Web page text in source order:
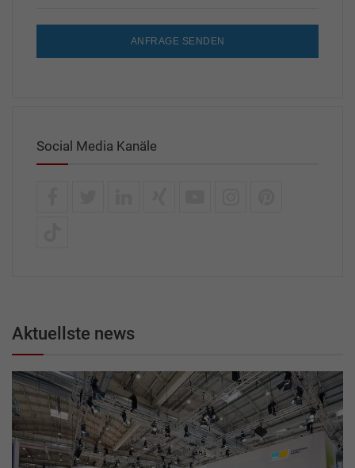
ANFRAGE SENDEN
Social Media Kanäle
Aktuellste news